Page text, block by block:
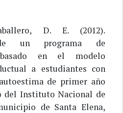
D. E. (2012).
un programa de
en el modelo
a estudiantes con
de primer año
del Instituto Nacional de
de Santa Elena,